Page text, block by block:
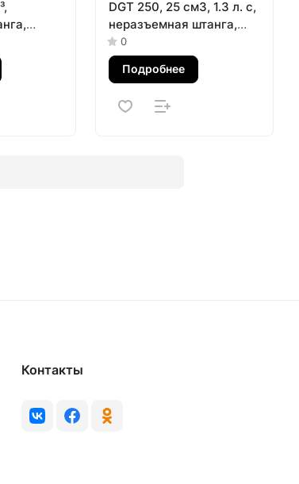
MTX
DGT 250, 25 см3, 1.3 л. с,
неразъемная штанга,
состоит из 2 частей
Denzel
0
Подробнее
Контакты